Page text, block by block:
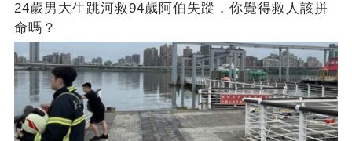
24歲男大生跳河救94歲阿伯失蹤，你覺得救人該拼
命嗎？